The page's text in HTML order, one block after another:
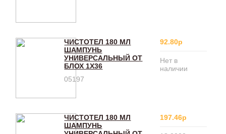
ЧИСТОТЕЛ 180 МЛ
ШАМПУНЬ
УНИВЕРСАЛЬНЫЙ ОТ
БЛОХ 1Х36
05197
92.80р
Нет в
наличии
ЧИСТОТЕЛ 180 МЛ
ШАМПУНЬ
197.46р